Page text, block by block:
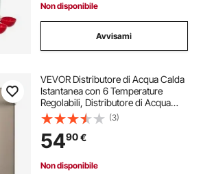
Non disponibile
Avvisami
VEVOR Distributore di Acqua Calda
Istantanea con 6 Temperature
Regolabili, Distributore di Acqua
Bollente, 8 Volumi d'Acqua e
Serbatoio dell'Acqua Rimovibile 3 L
con Schermo Tattile e Blocco
Bambini
(3)
5490€
Non disponibile